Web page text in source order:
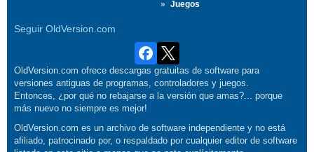
Juegos
Seguir OldVersion.com
OldVersion.com ofrece descargas gratuitas de software para
versiones antiguas de programas, controladores y juegos.
Entonces, ¿por qué no rebajarse a la versión que amas?... porque
más nuevo no siempre es mejor!
OldVersion.com es un archivo de software independiente y no está
afiliado, patrocinado por, o respaldado por cualquier editor de software